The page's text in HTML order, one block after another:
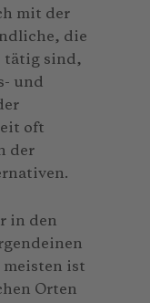
mit der
die
tätig sind,
und
oft
der
in den
ist
Orten